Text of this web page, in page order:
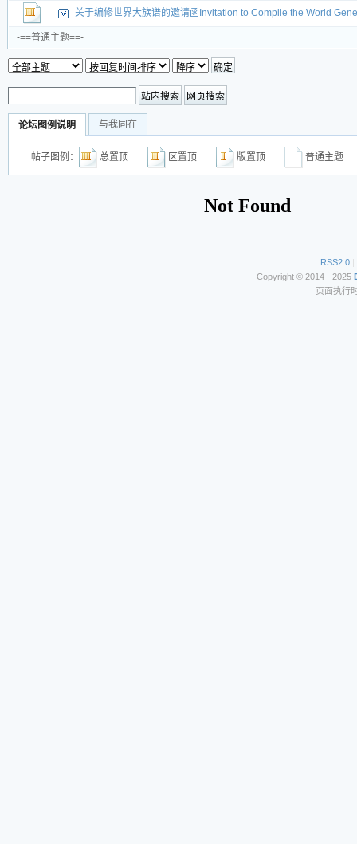
新小字报关于编修世界大族谱的邀请函Invitation to Compile the World
-==普通主题==-
论坛图例说明 与我同在
帖子图例： 总置顶 区置顶 版置顶 普通主
RSS2.0 |
Copyright © 2014 - 2025
页面执行